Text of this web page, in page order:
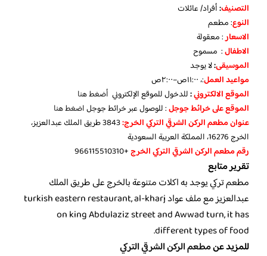
التصنيف:أفراد/ عائلات
النوع: مطعم
الاسعار: معقولة
الاطفال: مسموح
الموسيقى:لا يوجد
مواعيد العمل:، ١١:٠٠ص–٢:٠٠ص
الموقع الالكتروني:للدخول للموقع الإلكتروني أضغط هنا
الموقع على خرائط جوجل: للوصول عبر خرائط جوجلاضغط هنا
عنوان مطعم الركن الشرقي التركي الخرج:
3843 طريق الملك عبدالعزيز،
الخرج 16276، المملكة العربية السعودية
رقم مطعم الركن الشرقي التركي الخرج+966115510310
تقرير متابع
مطعم تركي يوجد به اكلات متنوعة بالخرج على طريق الملك
عبدالعزيز مع ملف عواد turkish eastern restaurant, al-kharj
on king Abdulaziz street and Awwad turn, it has
different types of food.
للمزيد عنمطعم الركن الشرقي التركي